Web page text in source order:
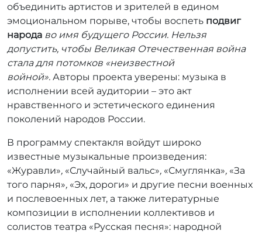
объединить артистов и зрителей в едином
эмоциональном порыве, чтобы воспеть подвиг
народа во имя будущего России. Нельзя
допустить, чтобы Великая Отечественная война
стала для потомков «неизвестной
войной». Авторы проекта уверены: музыка в
исполнении всей аудитории – это акт
нравственного и эстетического единения
поколений народов России.
В программу спектакля войдут широко
известные музыкальные произведения:
«Журавли», «Случайный вальс», «Смуглянка», «За
того парня», «Эх, дороги» и другие песни военных
и послевоенных лет, а также литературные
композиции в исполнении коллективов и
солистов театра «Русская песня»: народной